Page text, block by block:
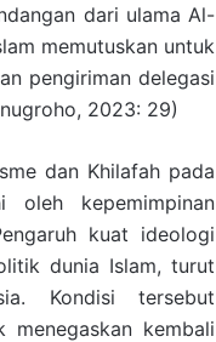
dari ulama Al-
memutuskan untuk
pengiriman delegasi
2023: 29)
dan Khilafah pada
oleh kepemimpinan
kuat ideologi
dunia Islam, turut
Kondisi tersebut
menegaskan kembali